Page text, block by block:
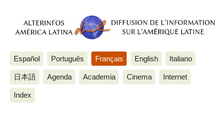
Español Português Français English Italiano
日本語 Agenda Academia Cinema Internet
Index